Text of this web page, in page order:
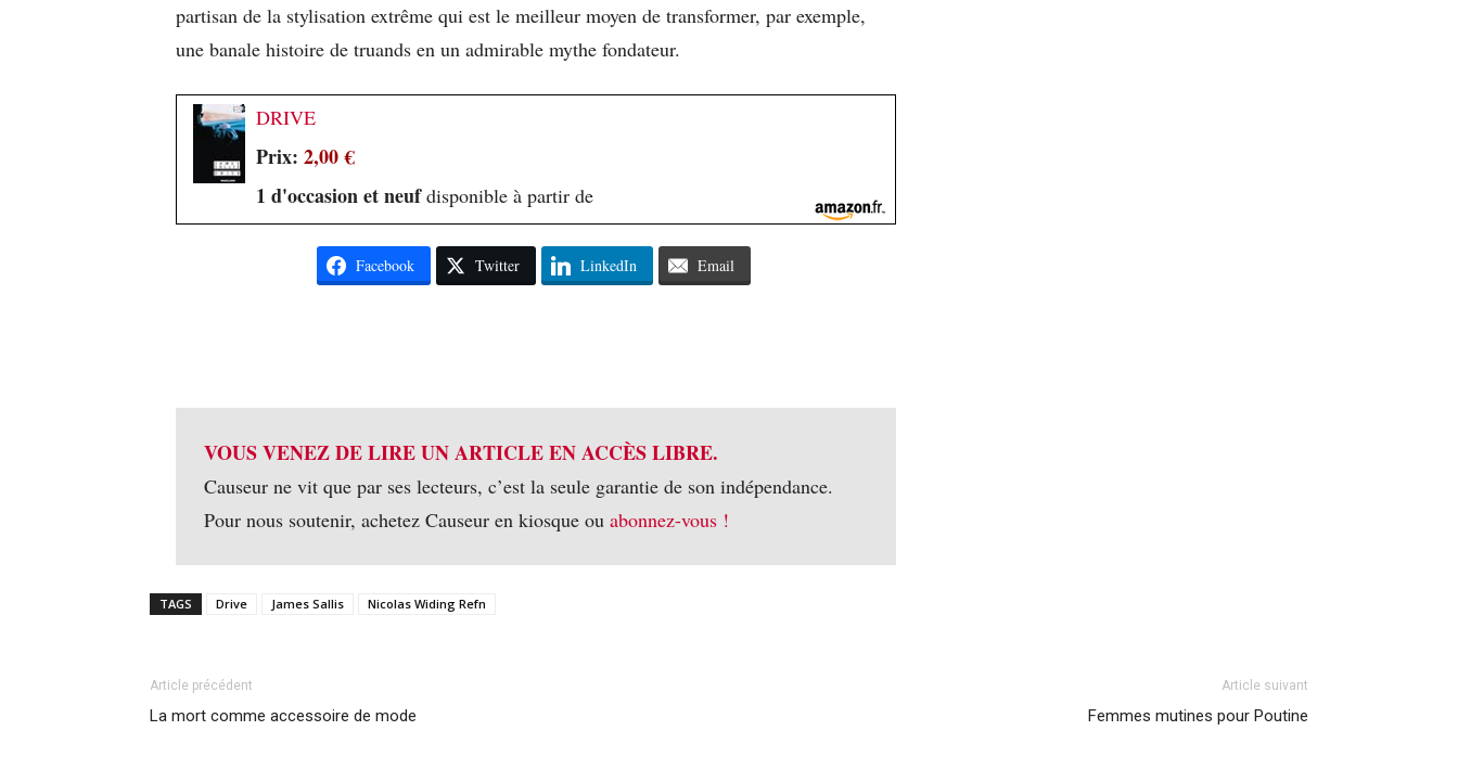
partisan de la stylisation extrême qui est le meilleur moyen de transformer, par exemple,
une banale histoire de truands en un admirable mythe fondateur.
DRIVE
Prix: 2,00 €
1 d'occasion et neufdisponible à partir de
Facebook Twitter LinkedIn Email
VOUS VENEZ DE LIRE UN ARTICLE EN ACCÈS LIBRE.
Causeur ne vit que par ses lecteurs, c’est la seule garantie de son indépendance.
Pour nous soutenir, achetez Causeur en kiosque ou abonnez-vous !
TAGS Drive James Sallis Nicolas Widing Refn
Article précédent
La mort comme accessoire de mode
Article suivant
Femmes mutines pour Poutine